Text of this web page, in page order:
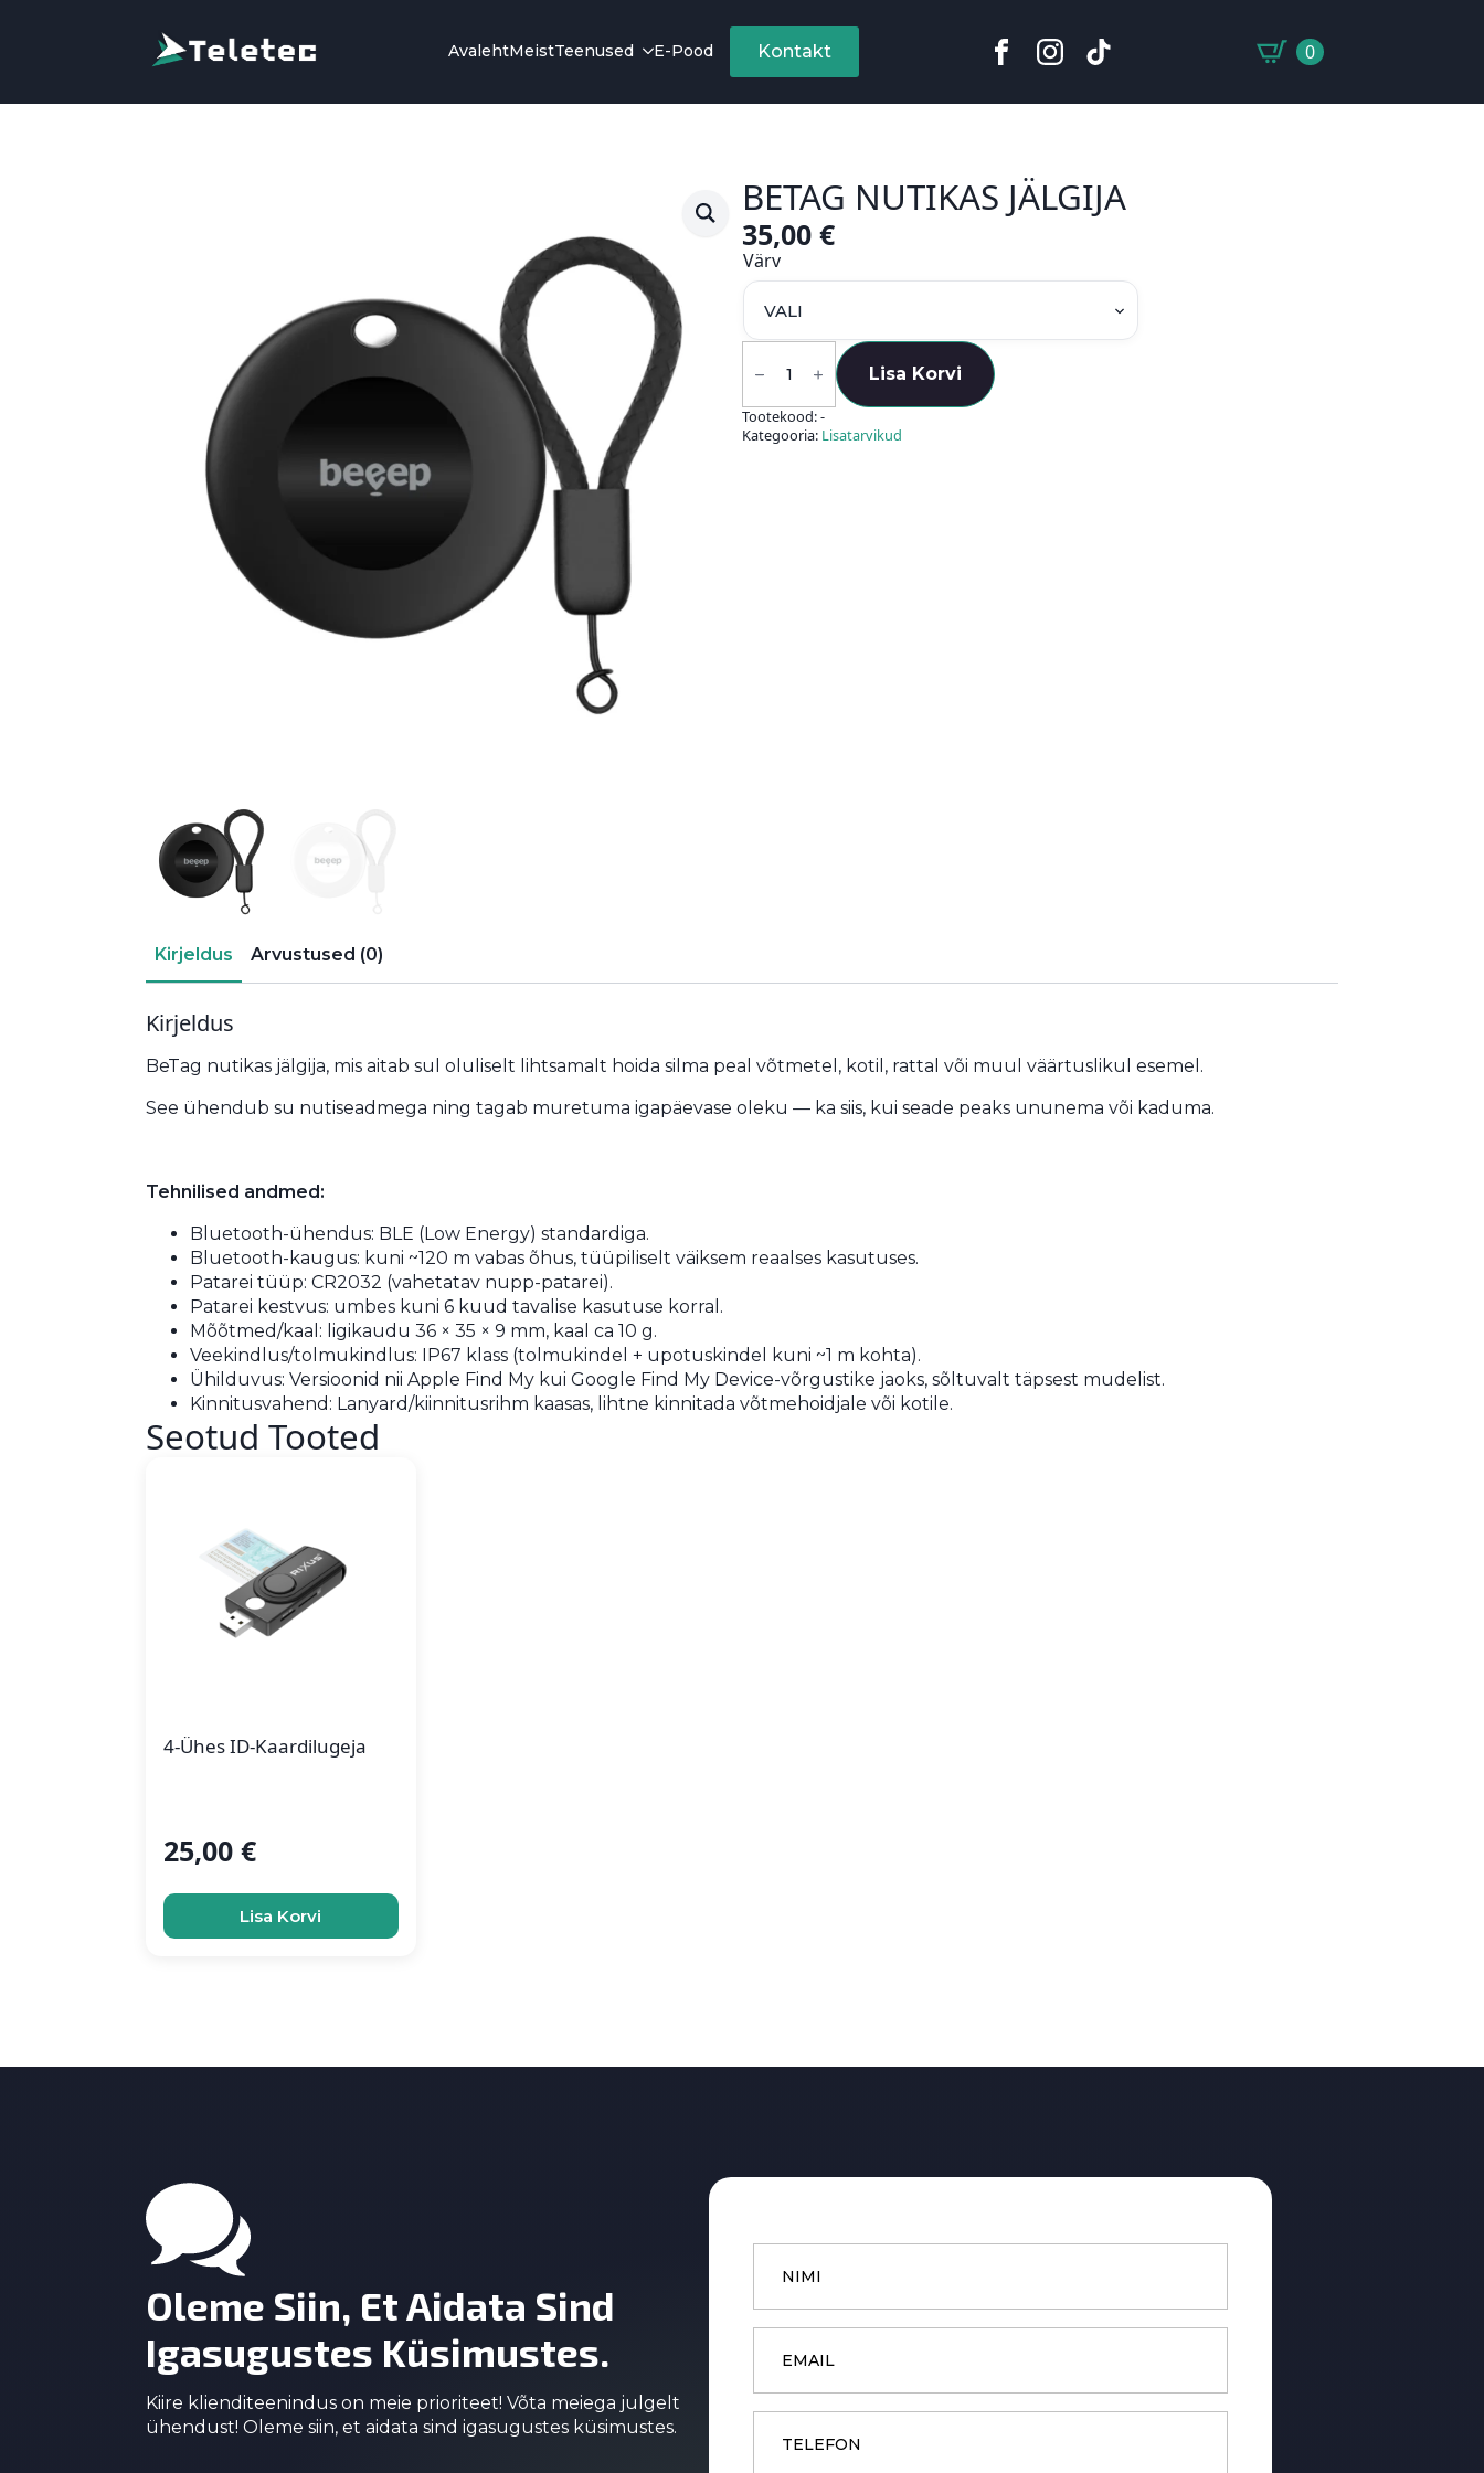
AvalehtMeistTeenused E-Pood Kontakt 0
BETAG NUTIKAS JÄLGIJA
35,00 €
Värv
BeTag
nutikas
jälgija
kogus
Lisa Korvi
Tootekood:-
Kategooria: Lisatarvikud
Kirjeldus Arvustused (0)
Kirjeldus
BeTag nutikas jälgija, mis aitab sul oluliselt lihtsamalt hoida silma peal võtmetel, kotil, rattal või muul väärtuslikul esemel.
See ühendub su nutiseadmega ning tagab muretuma igapäevase oleku — ka siis, kui seade peaks ununema või kaduma.
Tehnilised andmed:
Bluetooth-ühendus: BLE (Low Energy) standardiga.
Bluetooth-kaugus: kuni ~120 m vabas õhus, tüüpiliselt väiksem reaalses kasutuses.
Patarei tüüp: CR2032 (vahetatav nupp-patarei).
Patarei kestvus: umbes kuni 6 kuud tavalise kasutuse korral.
Mõõtmed/kaal: ligikaudu 36 × 35 × 9 mm, kaal ca 10 g.
Veekindlus/tolmukindlus: IP67 klass (tolmukindel + upotuskindel kuni ~1 m kohta).
Ühilduvus: Versioonid nii Apple Find My kui Google Find My Device-võrgustike jaoks, sõltuvalt täpsest mudelist.
Kinnitusvahend: Lanyard/kiinnitusrihm kaasas, lihtne kinnitada võtmehoidjale või kotile.
Seotud Tooted
4-Ühes ID-Kaardilugeja
25,00 €
Lisa Korvi
Oleme Siin, Et Aidata Sind
Igasugustes Küsimustes.
Kiire klienditeenindus on meie prioriteet! Võta meiega julgelt
ühendust! Oleme siin, et aidata sind igasugustes küsimustes.
Name
Email
Phone